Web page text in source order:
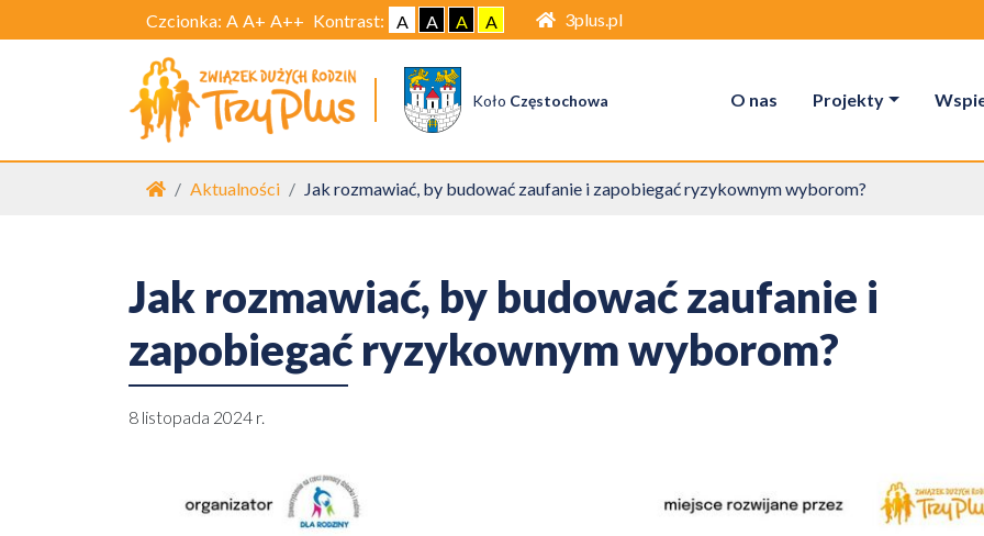
Czcionka: A A+ A++ Kontrast: A A A A 3plus.pl
Koło Częstochowa O nas Projekty
Strona główna
Aktualności Jak rozmawiać, by budować zaufanie i zapobiegać ryzykownym wyborom?
Jak rozmawiać, by budować zaufanie i
zapobiegać ryzykownym wyborom?
8 listopada 2024 r.